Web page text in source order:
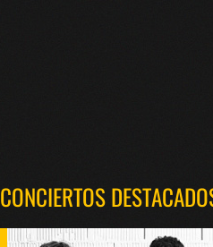
CONCIERTOS